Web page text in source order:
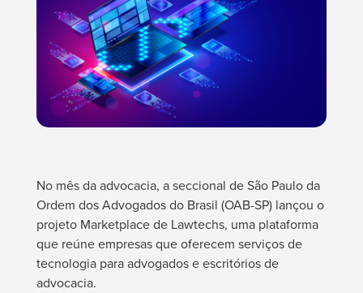
No mês da advocacia, a seccional de São Paulo da
Ordem dos Advogados do Brasil (OAB-SP) lançou o
projeto Marketplace de Lawtechs, uma plataforma
que reúne empresas que oferecem serviços de
tecnologia para advogados e escritórios de
advocacia.